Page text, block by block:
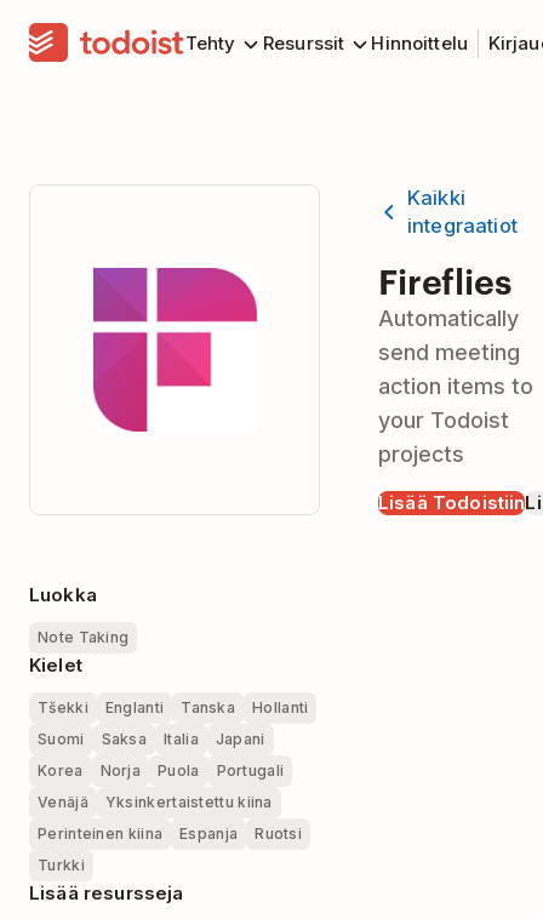
Tehty Resurssit Hinnoittelu
Kaikki
integraatiot
Fireflies
Automatically
send meeting
action items to
your Todoist
projects
Lisää Todoistiin
Luokka
Note Taking
Kielet
Tšekki Englanti Tanska
Hollanti
Suomi
Saksa Italia
Japani
Korea
Norja Puola
Portugali
Venäjä
Yksinkertaistettu kiina
Perinteinen kiina
Espanja
Ruotsi
Turkki
Lisää resursseja